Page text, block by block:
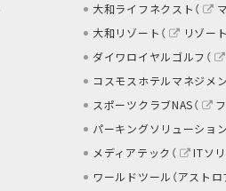
大和ライフネクスト（
大和リゾート（
リゾー
ダイワロイヤルゴルフ（
コスモスホテルマネジメ
スポーツクラブNAS（
パーキングソリューショ
メディアテック（
ITソ
ワールドツール（アストロ